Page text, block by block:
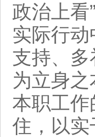
政治上
实际行动
支持、
为立身
本职工作
住，以